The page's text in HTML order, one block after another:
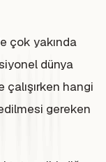
çok yakında
dünya
çalışırken hangi
gereken